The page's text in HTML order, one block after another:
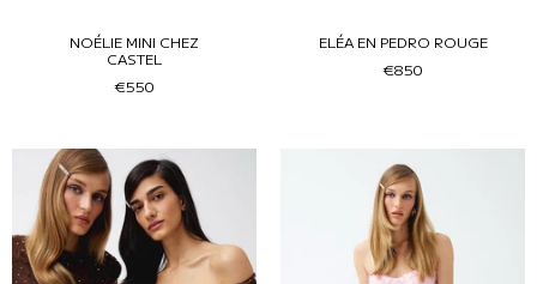
NOÉLIE MINI CHEZ
CASTEL
€550
ELÉA EN PEDRO ROUGE
€850